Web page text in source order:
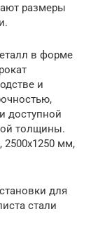
размеры
в форме
и
доступной
толщины.
мм,
для
стали